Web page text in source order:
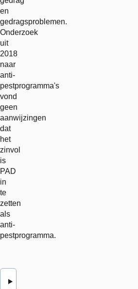
en
gedragsproblemen.
Onderzoek
uit
2018
naar
anti-
pestprogramma's
vond
geen
aanwijzingen
dat
het
zinvol
is
PAD
in
te
zetten
als
anti-
pestprogramma.